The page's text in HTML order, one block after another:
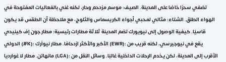
تضفي سحرًا خاصًا على المدينة. الصيف: موسم مزدحم وحار، لكنه غني بالفعاليات المفتوحة في
الهواء الطلق. الشتاء: مثالي لمحبي أجواء الكريسماس والثلوج، مع ملاحظة أن الطقس قد يكون
قاسيًا. كيفية الوصول إلى نيويورك تضم المدينة ثلاثة مطارات رئيسية: مطار جون إف كينيدي
الدولي (JFK): الأكبر والأكثر ازدحامًا. مطار نيوآرك (EWR): يقع في نيوجيرسي، لكنه قريب من
مانهاتن. مطار لا غوارديا (LGA): الأقرب إلى المدينة، لكن يخدم الرحلات الداخلية غالبًا. وسائل النقل من